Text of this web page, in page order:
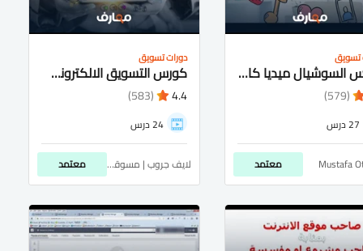
تسويق
كورس السوشيال ميديا كامل للمبتدئين شرح عربى
(579)
27 درس
Mustafa معتمد
دورات تسويق
كورس التسويق الالكترونى كامل للمبتدئين شرح عربى
4.4
(583)
24 درس
لايف جروب | مسوقاتي معتمد